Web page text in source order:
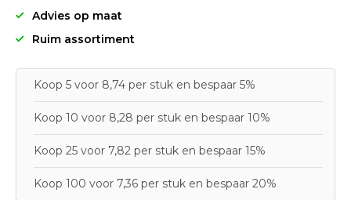
Advies op maat
Ruim assortiment
Koop 5 voor 8,74 per stuk en bespaar 5%
Koop 10 voor 8,28 per stuk en bespaar 10%
Koop 25 voor 7,82 per stuk en bespaar 15%
Koop 100 voor 7,36 per stuk en bespaar 20%